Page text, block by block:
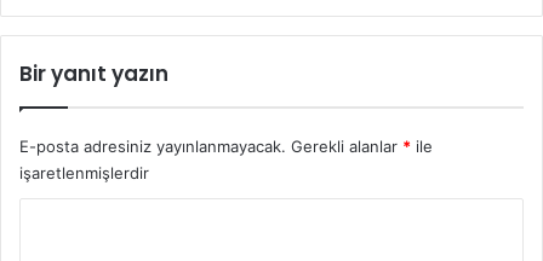
m
ı
?
H
i
z
e
t
l
Bir yanıt yazın
E-posta adresiniz yayınlanmayacak. Gerekli alanlar * ile
işaretlenmişlerdir